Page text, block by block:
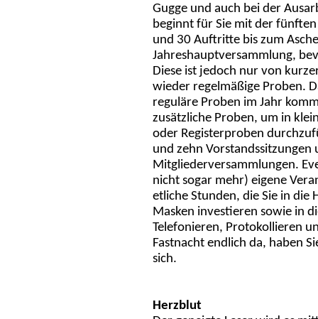
Gugge und auch bei der
beginnt für Sie mit der
und 30 Auftritte bis zum
Jahreshauptversammlung,
Diese ist jedoch nur von
wieder regelmäßige Proben.
reguläre Proben im Jahr
zusätzliche Proben, um in
oder Registerproben
und zehn
Mitgliederversammlungen.
nicht sogar mehr) eigene
etliche Stunden, die Sie in die
Masken investieren sowie in
Telefonieren, Protokollieren
Fastnacht endlich da, haben
sich.
Herzblut